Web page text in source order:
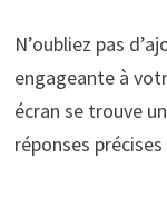
N’oubliez pas
engageante à
écran se trouve
réponses